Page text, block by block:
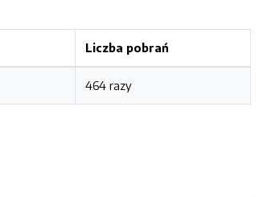
Liczba pobrań
464 razy